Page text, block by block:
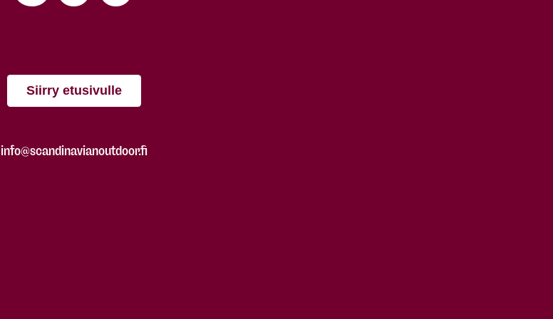
Siirry etusivulle
info@scandinavianoutdoor.fi